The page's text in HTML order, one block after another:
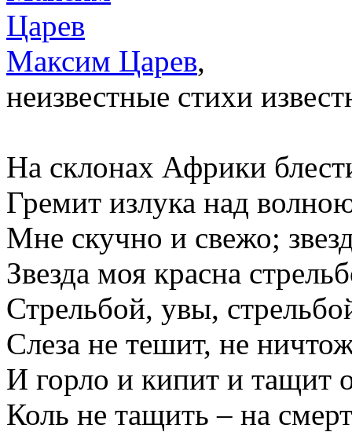
Максим Царев,
неизвестные стихи
На склонах Африки
Гремит излука над
Мне скучно и свежо;
Звезда моя красна
Стрельбой, увы,
Слеза не тешит, не
И горло и кипит и тащит
Коль не тащить – на